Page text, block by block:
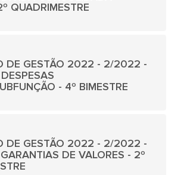
QUADRIMESTRE
DE GESTÃO 2022 - 2/2022 -
- 4º BIMESTRE
DE GESTÃO 2022 - 2/2022 -
DE VALORES - 2º